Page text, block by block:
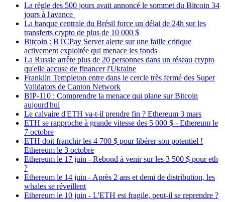
La règle des 500 jours avait annoncé le sommet du Bitcoin 34
jours à l'avance
La banque centrale du Brésil force un délai de 24h sur les
transferts crypto de plus de 10 000 $
Bitcoin : BTCPay Server alerte sur une faille critique
activement exploitée qui menace les fonds
La Russie arrête plus de 20 personnes dans un réseau crypto
qu'elle accuse de financer l'Ukraine
Franklin Templeton entre dans le cercle très fermé des Super
Validators de Canton Network
BIP-110 : Comprendre la menace qui plane sur Bitcoin
aujourd'hui
Le calvaire d'ETH va-t-il prendre fin ? Ethereum 3 mars
ETH se rapproche à grande vitesse des 5 000 $ - Ethereum le
7 octobre
ETH doit franchir les 4 700 $ pour libérer son potentiel !
Ethereum le 3 octobre
Ethereum le 17 juin - Rebond à venir sur les 3 500 $ pour eth
?
Ethereum le 14 juin - Après 2 ans et demi de distribution, les
whales se réveillent
Ethereum le 10 juin - L'ETH est fragile, peut-il se reprendre ?